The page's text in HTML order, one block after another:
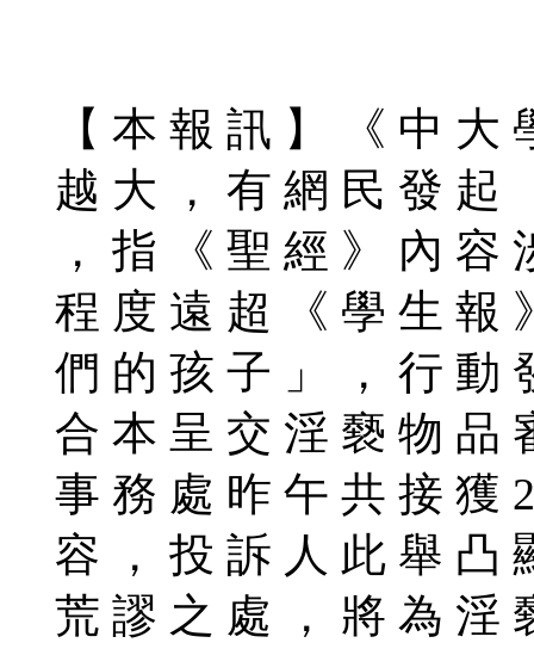
【 本 報 訊 】 《 中
越 大 ， 有 網 民 發 起
， 指 《 聖 經 》 內 容
程 度 遠 超 《 學 生 報
們 的 孩 子 」 ， 行 動
合 本 呈 交 淫 褻 物 品
事 務 處 昨 午 共 接 獲
容 ， 投 訴 人 此 舉 凸
荒 謬 之 處 ， 將 為 淫